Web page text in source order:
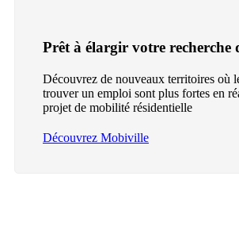
Prêt à élargir votre recherche
Découvrez de nouveaux territoires où
trouver un emploi sont plus fortes en
projet de mobilité résidentielle
Découvrez Mobiville